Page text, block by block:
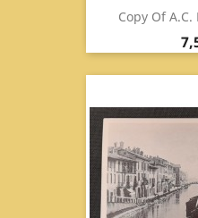
Copy Of